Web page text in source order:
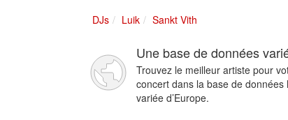
DJs Luik Sankt Vith
Une base de données
Trouvez le meilleur artiste pour
concert dans la base de données
variée d’Europe.